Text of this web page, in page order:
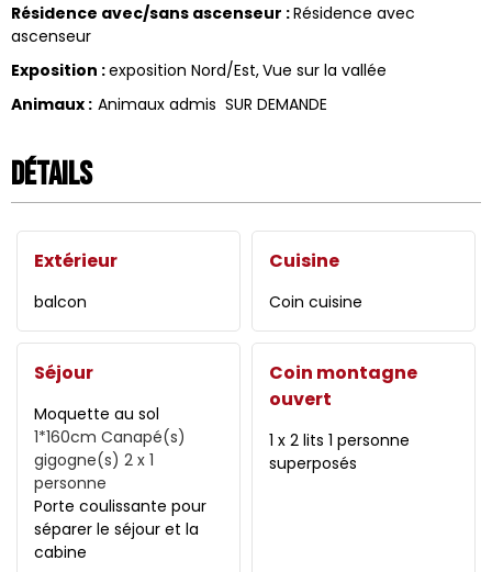
Résidence avec/sans ascenseur :Résidence avec
ascenseur
Exposition :exposition Nord/Est Vue sur la vallée
Animaux : Animaux admis SUR DEMANDE
Détails
Extérieur
balcon
Cuisine
Coin cuisine
Séjour
Moquette au sol
1*160cm Canapé(s)
gigogne(s) 2 x 1
personne
Porte coulissante pour
séparer le séjour et la
cabine
Coin montagne
ouvert
1 x 2 lits 1 personne
superposés